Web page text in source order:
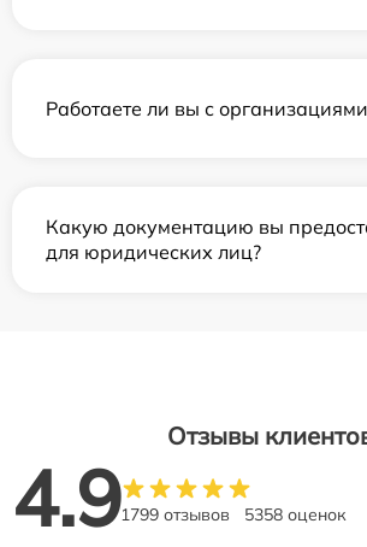
Работаете ли вы с
Какую документацию вы
для юридических лиц?
Отзывы
4.91799 отзывов 5358 оценок